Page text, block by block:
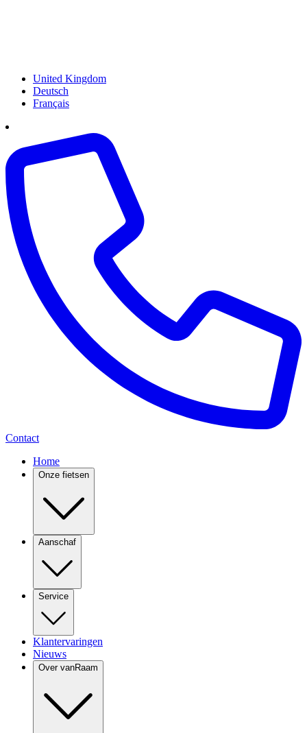
United Kingdom
Deutsch
Français
Contact
Home
Onze fietsen
Aanschaf
Service
Klantervaringen
Nieuws
Over vanRaam